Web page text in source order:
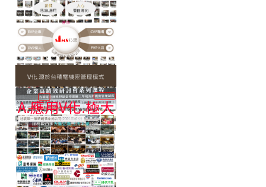
A.應用V化.極大